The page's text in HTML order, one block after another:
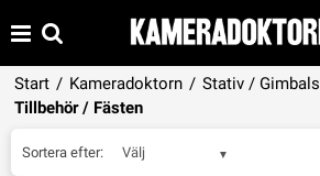
Start / Kameradoktorn / Stativ / Gimbals
Tillbehör / Fästen
Sortera efter: Välj